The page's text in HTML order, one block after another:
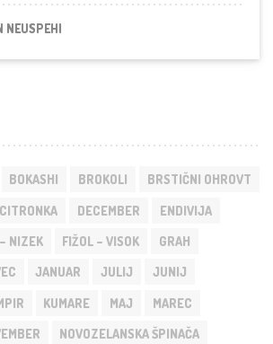
NEUSPEHI
BOKASHI BROKOLI BRSTIČNI OHROVT
CITRONKA DECEMBER ENDIVIJA
NIZEK FIŽOL – VISOK GRAH
JANUAR JULIJ JUNIJ
KUMARE MAJ MAREC
NOVOZELANSKA ŠPINAČA